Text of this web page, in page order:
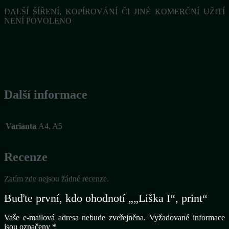
DALŠÍ ŠÍŘENÍ, KOPÍROVÁNÍ ČI JINÉ KOMERČNÍ UŽITÍ
NENÍ POVOLENO
Další informace
Varianta A4, A5
Recenze
Zatím zde nejsou žádné recenze.
Buďte první, kdo ohodnotí „„Liška I“, print“
Vaše e-mailová adresa nebude zveřejněna. Vyžadované informace
jsou označeny *